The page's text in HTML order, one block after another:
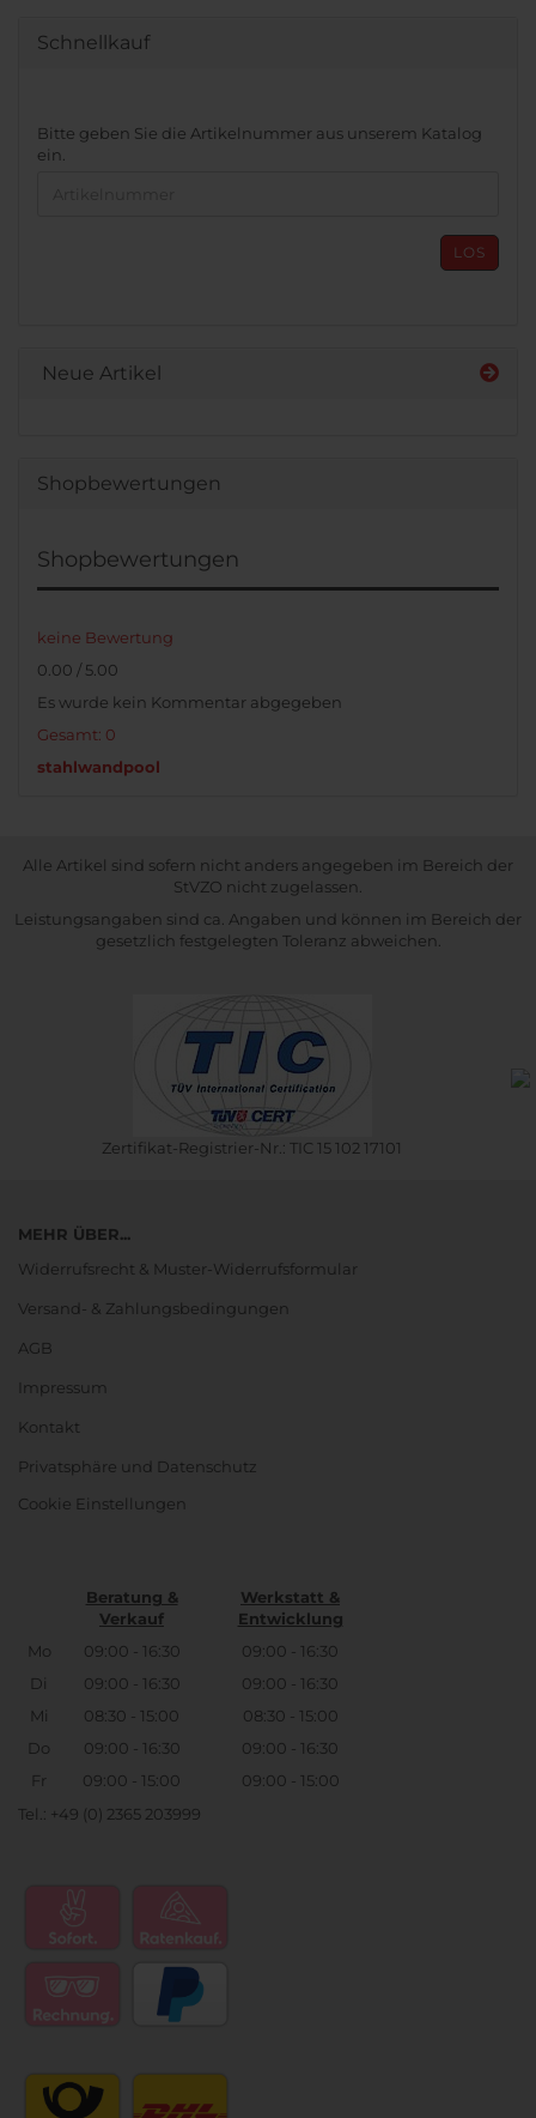
Schnellkauf
BITTE
GEBEN
Bitte geben Sie die Artikelnummer aus unserem Katalog
ein.
LOS
Neue Artikel
Shopbewertungen
Shopbewertungen
keine Bewertung
0.00 / 5.00
Es wurde kein Kommentar abgegeben
Gesamt: 0
stahlwandpool
Alle Artikel sind sofern nicht anders angegeben im Bereich der
StVZO nicht zugelassen.
Leistungsangaben sind ca. Angaben und können im Bereich der
gesetzlich festgelegten Toleranz abweichen.
Zertifikat-Registrier-Nr.: TIC 15 102 17101
MEHR ÜBER...
Widerrufsrecht & Muster-Widerrufsformular
Versand- & Zahlungsbedingungen
AGB
Impressum
Kontakt
Privatsphäre und Datenschutz
Cookie Einstellungen
Beratung &
Verkauf
Werkstatt &
Entwicklung
Mo
09:00 - 16:30
09:00 - 16:30
Di
09:00 - 16:30
09:00 - 16:30
Mi
08:30 - 15:00
08:30 - 15:00
Do
09:00 - 16:30
09:00 - 16:30
Fr
09:00 - 15:00
09:00 - 15:00
Tel.: +49 (0) 2365 203999